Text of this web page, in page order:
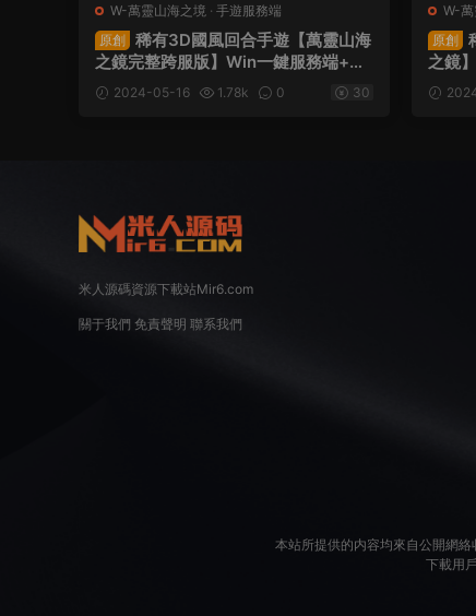
W-萬靈山海之境 · 手遊服務端
原創
稀有3D國風回合手遊【萬靈山海
之鏡完整跨服版】Win一鍵服務端+安
卓蘋果雙端+GM授權後台+假人陪玩
+視頻架設教程
2024-05-16 1.78k 0 30
W-
原創
之鏡
卓蘋
+視頻
米人源碼資源下載站Mir6.com
關于我們 免責聲明 聯系我們
本站所提供的内容均來自公開網
下載用